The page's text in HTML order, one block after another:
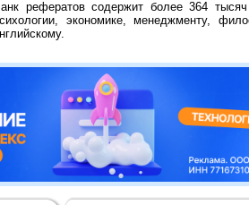
рефератов содержит более 364
экономике, менеджменту,